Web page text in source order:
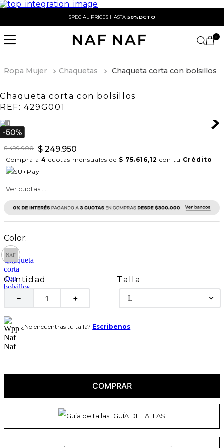
SPECIAL PRICES HASTA 50%DCTO
0
Ropa Mujer Chaquetas Chaqueta corta con bolsillos
Chaqueta corta con bolsillos
REF: 429G001
$ 499.900 $ 249.950
Compra a 4 cuotas mensuales de $ 75.616,12 con tu Crédito
Ver cuotas ...
Cantidad
＋
－
Talla
L
¿No encuentras tu talla? Escribenos
COMPRAR
GUÍA DE TALLAS